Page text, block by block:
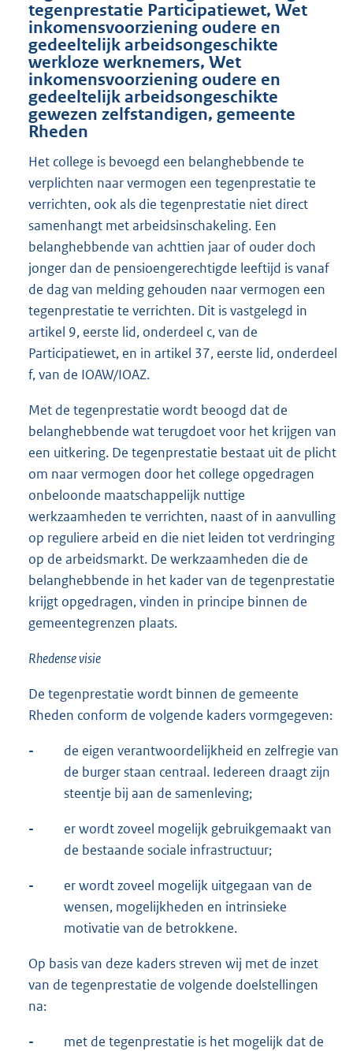
tegenprestatie Participatiewet, Wet
inkomensvoorziening oudere en
gedeeltelijk arbeidsongeschikte
werkloze werknemers, Wet
inkomensvoorziening oudere en
gedeeltelijk arbeidsongeschikte
gewezen zelfstandigen, gemeente
Rheden
Het college is bevoegd een belanghebbende te
verplichten naar vermogen een tegenprestatie te
verrichten, ook als die tegenprestatie niet direct
samenhangt met arbeidsinschakeling. Een
belanghebbende van achttien jaar of ouder doch
jonger dan de pensioengerechtigde leeftijd is vanaf
de dag van melding gehouden naar vermogen een
tegenprestatie te verrichten. Dit is vastgelegd in
artikel 9, eerste lid, onderdeel c, van de
Participatiewet, en in artikel 37, eerste lid, onderdeel
f, van de IOAW/IOAZ.
Met de tegenprestatie wordt beoogd dat de
belanghebbende wat terugdoet voor het krijgen van
een uitkering. De tegenprestatie bestaat uit de plicht
om naar vermogen door het college opgedragen
onbeloonde maatschappelijk nuttige
werkzaamheden te verrichten, naast of in aanvulling
op reguliere arbeid en die niet leiden tot verdringing
op de arbeidsmarkt. De werkzaamheden die de
belanghebbende in het kader van de tegenprestatie
krijgt opgedragen, vinden in principe binnen de
gemeentegrenzen plaats.
Rhedense visie
De tegenprestatie wordt binnen de gemeente
Rheden conform de volgende kaders vormgegeven:
-
de eigen verantwoordelijkheid en zelfregie van
de burger staan centraal. Iedereen draagt zijn
steentje bij aan de samenleving;
-
er wordt zoveel mogelijk gebruikgemaakt van
de bestaande sociale infrastructuur;
-
er wordt zoveel mogelijk uitgegaan van de
wensen, mogelijkheden en intrinsieke
motivatie van de betrokkene.
Op basis van deze kaders streven wij met de inzet
van de tegenprestatie de volgende doelstellingen
na:
-
met de tegenprestatie is het mogelijk dat de